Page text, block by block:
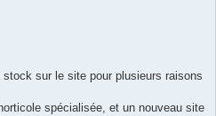
sur le site pour plusieurs raisons
spécialisée, et un nouveau site